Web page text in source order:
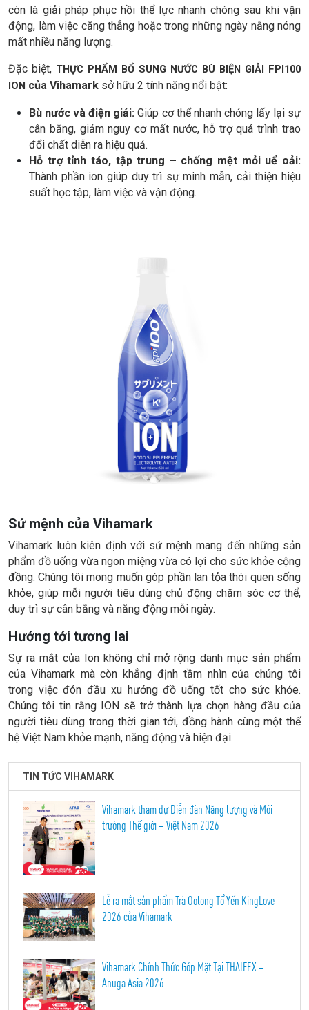
còn là giải pháp phục hồi thể lực nhanh chóng sau khi vận
động, làm việc căng thẳng hoặc trong những ngày nắng nóng
mất nhiều năng lượng.
Đặc biệt, THỰC PHẨM BỔ SUNG NƯỚC BÙ BIỆN GIẢI FPI100
ION của Vihamark sở hữu 2 tính năng nổi bật:
Bù nước và điện giải: Giúp cơ thể nhanh chóng lấy lại sự
cân bằng, giảm nguy cơ mất nước, hỗ trợ quá trình trao
đổi chất diễn ra hiệu quả.
Hỗ trợ tỉnh táo, tập trung – chống mệt mỏi uể oải:
Thành phần ion giúp duy trì sự minh mẫn, cải thiện hiệu
suất học tập, làm việc và vận động.
Sứ mệnh của Vihamark
Vihamark luôn kiên định với sứ mệnh mang đến những sản
phẩm đồ uống vừa ngon miệng vừa có lợi cho sức khỏe cộng
đồng. Chúng tôi mong muốn góp phần lan tỏa thói quen sống
khỏe, giúp mỗi người tiêu dùng chủ động chăm sóc cơ thể,
duy trì sự cân bằng và năng động mỗi ngày.
Hướng tới tương lai
Sự ra mắt của Ion không chỉ mở rộng danh mục sản phẩm
của Vihamark mà còn khẳng định tầm nhìn của chúng tôi
trong việc đón đầu xu hướng đồ uống tốt cho sức khỏe.
Chúng tôi tin rằng ION sẽ trở thành lựa chọn hàng đầu của
người tiêu dùng trong thời gian tới, đồng hành cùng một thế
hệ Việt Nam khỏe mạnh, năng động và hiện đại.
TIN TỨC VIHAMARK
Vihamark tham dự Diễn đàn Năng lượng và Môi
trường Thế giới – Việt Nam 2026
Lễ ra mắt sản phẩm Trà Oolong Tổ Yến KingLove
2026 của Vihamark
Vihamark Chính Thức Góp Mặt Tại THAIFEX –
Anuga Asia 2026